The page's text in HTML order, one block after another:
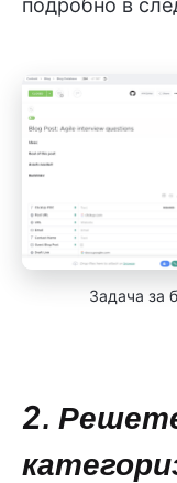
подробно в
Задача за
2.